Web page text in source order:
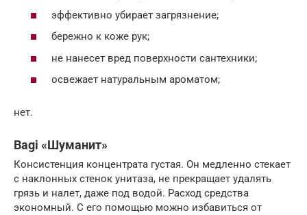
эффективно убирает загрязнение;
бережно к коже рук;
не нанесет вред поверхности сантехники;
освежает натуральным ароматом;
нет.
Bagi «Шуманит»
Консистенция концентрата густая. Он медленно стекает
с наклонных стенок унитаза, не прекращает удалять
грязь и налет, даже под водой. Расход средства
экономный. С его помощью можно избавиться от